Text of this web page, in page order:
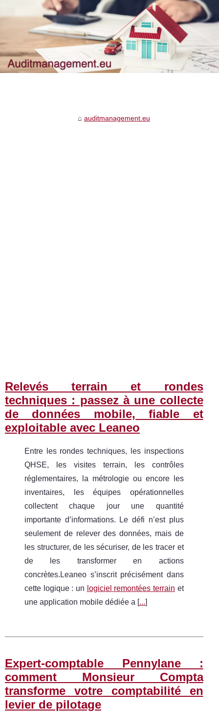
auditmanagement.eu
Relevés terrain et rondes
techniques : passez à une collecte
de données mobile, fiable et
exploitable avec Leaneo
Entre les rondes techniques, les inspections
QHSE, les visites terrain, les contrôles
réglementaires, la métrologie ou encore les
inventaires, les équipes opérationnelles
collectent chaque jour une quantité
importante d’informations. Le défi n’est plus
seulement de relever des données, mais de
les structurer, de les sécuriser, de les tracer et
de les transformer en actions
concrètes.Leaneo s’inscrit précisément dans
cette logique : un logiciel remontées terrain et
une application mobile dédiée a [...]
Expert-comptable Pennylane :
comment Monsieur Compta
transforme votre comptabilité en
levier de pilotage